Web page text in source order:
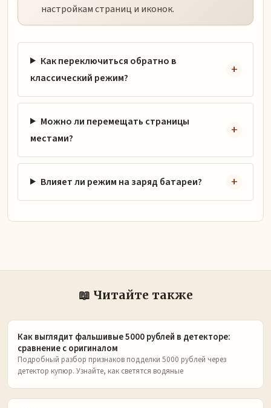
настройкам страниц и иконок.
Как переключиться обратно в
классический режим?
Можно ли перемещать страницы
местами?
Влияет ли режим на заряд батареи?
📖 Читайте также
Как выглядит фальшивые 5000 рублей в детекторе:
сравнение с оригиналом
Подробный разбор признаков подделки 5000 рублей через
детектор купюр. Узнайте, как светятся водяные